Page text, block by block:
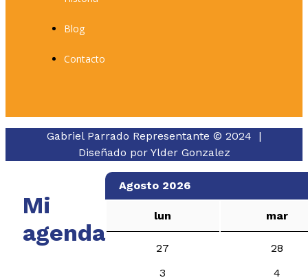
Blog
Contacto
Gabriel Parrado Representante © 2024 |
Diseñado por Ylder Gonzalez
Mi
agenda
Agosto 2026
lun mar
27
28
3
4